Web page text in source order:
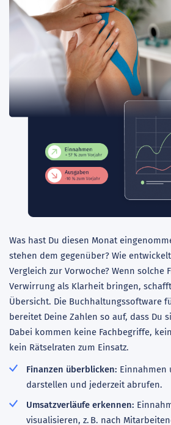
Was hast Du diesen Monat
stehen dem gegenüber? Wie
Vergleich zur Vorwoche? Wenn solche
Verwirrung als Klarheit bringen,
Übersicht. Die Buchhaltungssoftware
bereitet Deine Zahlen so auf, dass Du
Dabei kommen keine Fachbegriffe,
kein Rätselraten zum Einsatz.
Finanzen überblicken: Einnahmen
darstellen und jederzeit abrufen.
Umsatzverläufe erkennen:
visualisieren, z. B. nach